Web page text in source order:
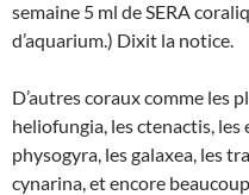
semaine 5 ml de SERA
d’aquarium.) Dixit la notice.
D’autres coraux comme les
heliofungia, les ctenactis,
physogyra, les galaxea, les
cynarina, et encore